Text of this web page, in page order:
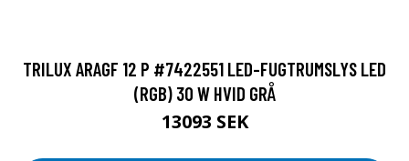
TRILUX ARAGF 12 P #7422551 LED-FUGTRUMSLYS LED
(RGB) 30 W HVID GRÅ
13093 SEK